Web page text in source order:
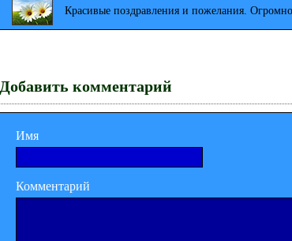
Красивые поздравления и пожелания.
Добавить комментарий
Имя
Комментарий